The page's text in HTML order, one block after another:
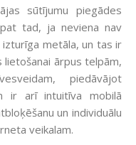
sūtījumu piegādes
tad, ja neviena nav
metāla, un tas ir
ārpus telpām,
piedāvājot
ir arī intuitīva mobilā
un individuālu
veikalam.